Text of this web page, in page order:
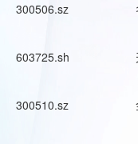
300506.sz
603725.sh
300510.sz